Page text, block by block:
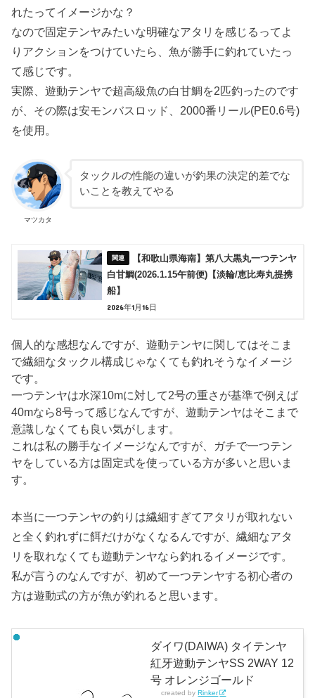
れたってイメージかな？
なので固定テンヤみたいな明確なアタリを感じるってよ
りアクションをつけていたら、魚が勝手に釣れていたっ
て感じです。
実際、遊動テンヤで超高級魚の白甘鯛を2匹釣ったのです
が、その際は安モンバスロッド、2000番リール(PE0.6号)
を使用。
マツカタ
タックルの性能の違いが釣果の決定的差でな
いことを教えてやる
【和歌山県海南】第八大黒丸一つテンヤ
白甘鯛(2026.1.15午前便)【淡輪/恵比寿丸提携
船】
2026年1月16日
個人的な感想なんですが、遊動テンヤに関してはそこま
で繊細なタックル構成じゃなくても釣れそうなイメージ
です。
一つテンヤは水深10mに対して2号の重さが基準で例えば
40mなら8号って感じなんですが、遊動テンヤはそこまで
意識しなくても良い気がします。
これは私の勝手なイメージなんですが、ガチで一つテン
ヤをしている方は固定式を使っている方が多いと思いま
す。
本当に一つテンヤの釣りは繊細すぎてアタリが取れない
と全く釣れずに餌だけがなくなるんですが、繊細なアタ
リを取れなくても遊動テンヤなら釣れるイメージです。
私が言うのなんですが、初めて一つテンヤする初心者の
方は遊動式の方が魚が釣れると思います。
ダイワ(DAIWA) タイテンヤ
紅牙遊動テンヤSS 2WAY 12
号 オレンジゴールド
created byRinker